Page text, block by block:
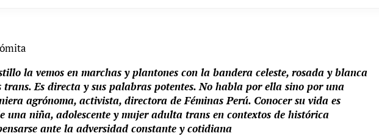
la vemos en marchas y plantones con la bandera celeste, rosada y blanca
Es directa y sus palabras potentes. No habla por ella sino por una
agrónoma, activista, directora de Féminas Perú. Conocer su vida es
una niña, adolescente y mujer adulta trans en contextos de histórica
ante la adversidad constante y cotidiana